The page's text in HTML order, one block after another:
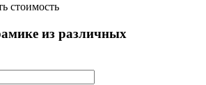
стоимость
из различных